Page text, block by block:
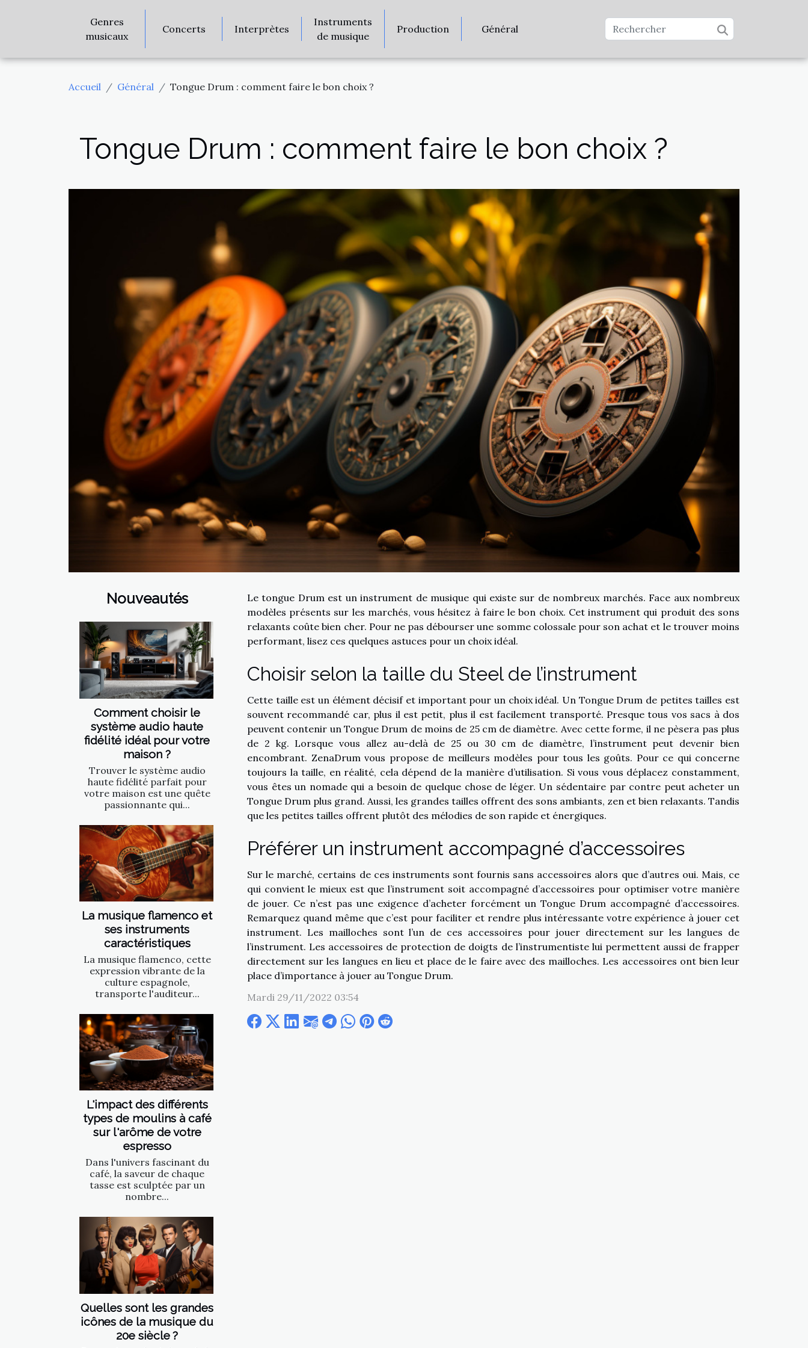
Genres
musicaux
Concerts Interprètes
Instruments
de musique
Production Général
Accueil Général Tongue Drum : comment faire le bon choix ?
Tongue Drum : comment faire le bon choix ?
Nouveautés
Comment choisir le
système audio haute
fidélité idéal pour votre
maison ?
Trouver le système audio
haute fidélité parfait pour
votre maison est une quête
passionnante qui...
La musique flamenco et
ses instruments
caractéristiques
La musique flamenco, cette
expression vibrante de la
culture espagnole,
transporte l'auditeur...
L'impact des différents
types de moulins à café
sur l'arôme de votre
espresso
Dans l'univers fascinant du
café, la saveur de chaque
tasse est sculptée par un
nombre...
Quelles sont les grandes
icônes de la musique du
20e siècle ?
Le tongue Drum est un instrument de musique qui existe sur de nombreux marchés. Face aux nombreux
modèles présents sur les marchés, vous hésitez à faire le bon choix. Cet instrument qui produit des sons
relaxants coûte bien cher. Pour ne pas débourser une somme colossale pour son achat et le trouver moins
performant, lisez ces quelques astuces pour un choix idéal.
Choisir selon la taille du Steel de l’instrument
Cette taille est un élément décisif et important pour un choix idéal. Un Tongue Drum de petites tailles est
souvent recommandé car, plus il est petit, plus il est facilement transporté. Presque tous vos sacs à dos
peuvent contenir un Tongue Drum de moins de 25 cm de diamètre. Avec cette forme, il ne pèsera pas plus
de 2 kg. Lorsque vous allez au-delà de 25 ou 30 cm de diamètre, l’instrument peut devenir bien
encombrant. ZenaDrumvous propose de meilleurs modèles pour tous les goûts. Pour ce qui concerne
toujours la taille, en réalité, cela dépend de la manière d’utilisation. Si vous vous déplacez constamment,
vous êtes un nomade qui a besoin de quelque chose de léger. Un sédentaire par contre peut acheter un
Tongue Drum plus grand. Aussi, les grandes tailles offrent des sons ambiants, zen et bien relaxants. Tandis
que les petites tailles offrent plutôt des mélodies de son rapide et énergiques.
Préférer un instrument accompagné d’accessoires
Sur le marché, certains de ces instruments sont fournis sans accessoires alors que d’autres oui. Mais, ce
qui convient le mieux est que l’instrument soit accompagné d’accessoires pour optimiser votre manière
de jouer. Ce n’est pas une exigence d’acheter forcément un Tongue Drum accompagné d’accessoires.
Remarquez quand même que c’est pour faciliter et rendre plus intéressante votre expérience à jouer cet
instrument. Les mailloches sont l’un de ces accessoires pour jouer directement sur les langues de
l’instrument. Les accessoires de protection de doigts de l’instrumentiste lui permettent aussi de frapper
directement sur les langues en lieu et place de le faire avec des mailloches. Les accessoires ont bien leur
place d’importance à jouer au Tongue Drum.
Mardi 29/11/2022 03:54